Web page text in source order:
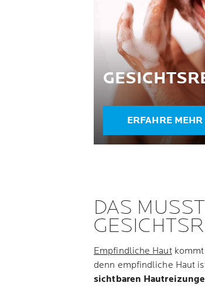
ERFAHRE MEHR
DAS
Empfindliche Hautkommt
denn empfindliche Haut
sichtbaren